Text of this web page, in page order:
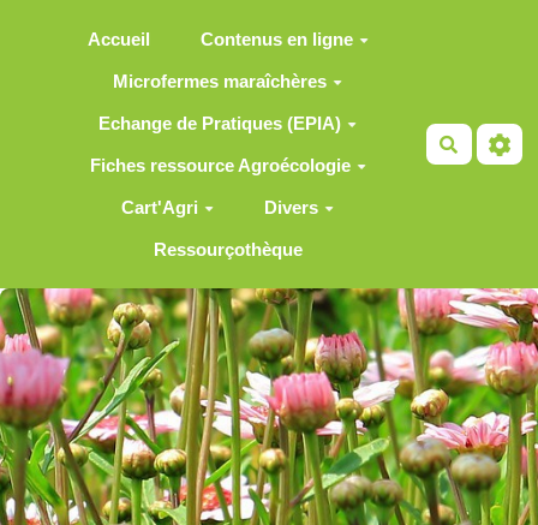
Accueil Contenus en ligne
Microfermes maraîchères
Echange de Pratiques (EPIA)
Fiches ressource Agroécologie
Cart'Agri Divers
Ressourçothèque